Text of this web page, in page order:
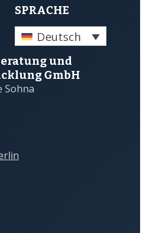
SPRACHE
Deutsch
und
GmbH
Sohna